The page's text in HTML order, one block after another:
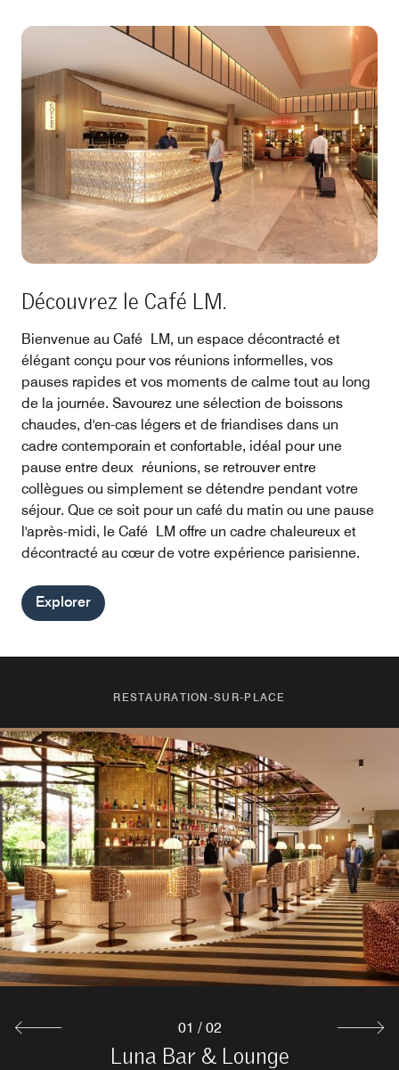
Découvrez le Café LM.
Bienvenue au Café LM, un espace décontracté et
élégant conçu pour vos réunions informelles, vos
pauses rapides et vos moments de calme tout au long
de la journée. Savourez une sélection de boissons
chaudes, d'en-cas légers et de friandises dans un
cadre contemporain et confortable, idéal pour une
pause entre deux réunions, se retrouver entre
collègues ou simplement se détendre pendant votre
séjour. Que ce soit pour un café du matin ou une pause
l'après-midi, le Café LM offre un cadre chaleureux et
décontracté au cœur de votre expérience parisienne.
Explorer
RESTAURATION-SUR-PLACE
Luna Bar & Lounge
Café LM
01 / 02